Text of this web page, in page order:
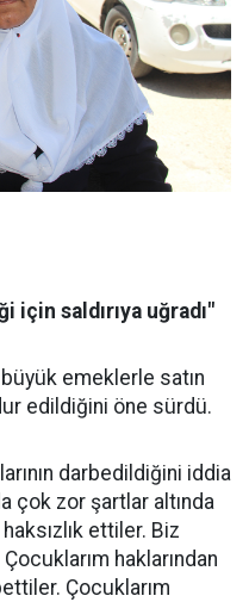
için saldırıya uğradı"
emeklerle satın
edildiğini öne sürdü.
darbedildiğini iddia
çok zor şartlar altında
ettiler. Biz
haklarından
Çocuklarım